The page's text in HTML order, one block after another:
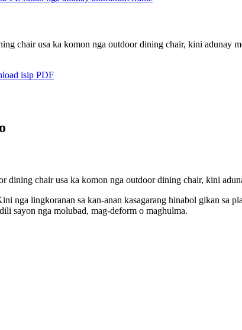
chair usa ka komon nga outdoor dining chair, kini adunay
isip PDF
dining chair usa ka komon nga outdoor dining chair, kini
nga lingkoranan sa kan-anan kasagarang hinabol gikan sa
sayon ​​nga molubad, mag-deform o maghulma.